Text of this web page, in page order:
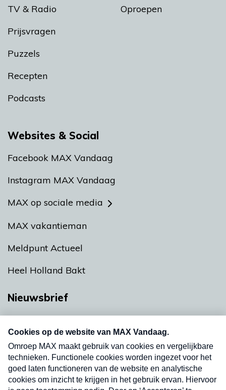
TV & Radio
Prijsvragen
Puzzels
Recepten
Podcasts
Oproepen
Websites & Social
Facebook MAX Vandaag
Instagram MAX Vandaag
MAX op sociale media
MAX vakantieman
Meldpunt Actueel
Heel Holland Bakt
Nieuwsbrief
nieuwsbrief. Elke vrijdag- en dinsdagochtend in
uw mailbox.
Verzend